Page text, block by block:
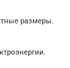
размеры.